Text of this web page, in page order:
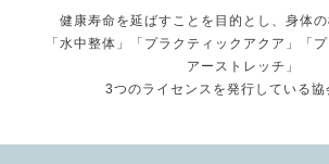
健康寿命を延ばすことを目的とし、身体
「水中整体」「プラクティックアクア」「
アーストレッチ」
3つのライセンスを発行している協